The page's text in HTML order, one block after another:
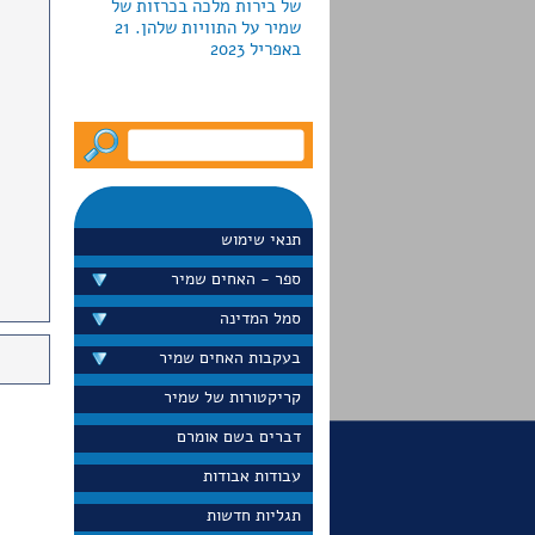
לקראת חג החנוכה2022 מוציאה
גלריה פרקש ביפו כרזות
צבאיות למכירה; חמש מהן
המחירים נעים מ-790 עד יותר
מ-5000 דולר
דייויד סלע הציג בערוץ 13 את
כרזת הדואר "הקדם במשלוח
ברכותיך לחגים" שעיצבו
האחים שמיר בראשית שנות
ה-60 הוא גם הציג את הכרזה
באתר הפופולרי שלו
"נוסטלגיה". ספטמבר 2022
תנאי שימוש
ספר - האחים שמיר
סמל המדינה
בעקבות האחים שמיר
קריקטורות של שמיר
דברים בשם אומרם
עבודות אבודות
תגליות חדשות